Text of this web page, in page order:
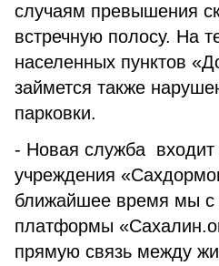
случаям превышения
встречную полосу. На
населенных пунктов
займется также
парковки.
- Новая служба входит
учреждения
ближайшее время мы с
платформы
прямую связь между